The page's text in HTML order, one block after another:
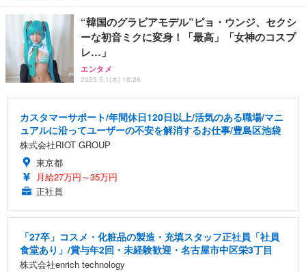
“韓国のグラビアモデル”ピョ・ウンジ、セクシ
ーな初音ミクに変身！「最高」「女神のコスプ
レ…」
エンタメ
2025.5.1(木) 18:26
カスタマーサポート/年間休日120日以上/活気のある職場/マニ
ュアルに沿ってユーザーの不安を解消するお仕事/豊島区池袋
株式会社RIOT GROUP
東京都
月給27万円～35万円
正社員
「27卒」コスメ・化粧品の製造・充填スタッフ正社員「社員
食堂あり」/賞与年2回・未経験歓迎・名古屋市中区栄3丁目
株式会社enrich technology